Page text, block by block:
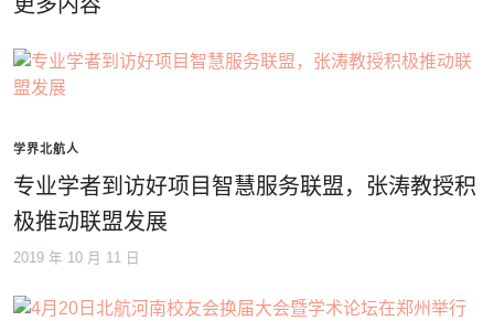
学界北航人
专业学者到访好项目智慧服务联盟，张涛教授积
极推动联盟发展
2019 年 10 月 11 日